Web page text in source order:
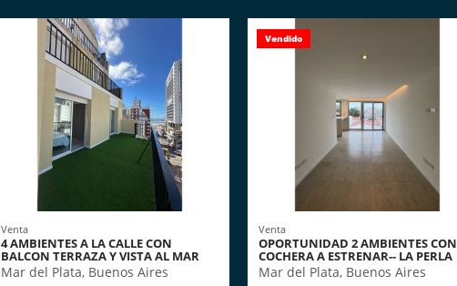
Venta
4 AMBIENTES A LA CALLE CON
BALCON TERRAZA Y VISTA AL MAR
Mar del Plata, Buenos Aires
Vendido
Venta
OPORTUNIDAD 2 AMBIENTES CON
COCHERA A ESTRENAR-- LA PERLA
Mar del Plata, Buenos Aires